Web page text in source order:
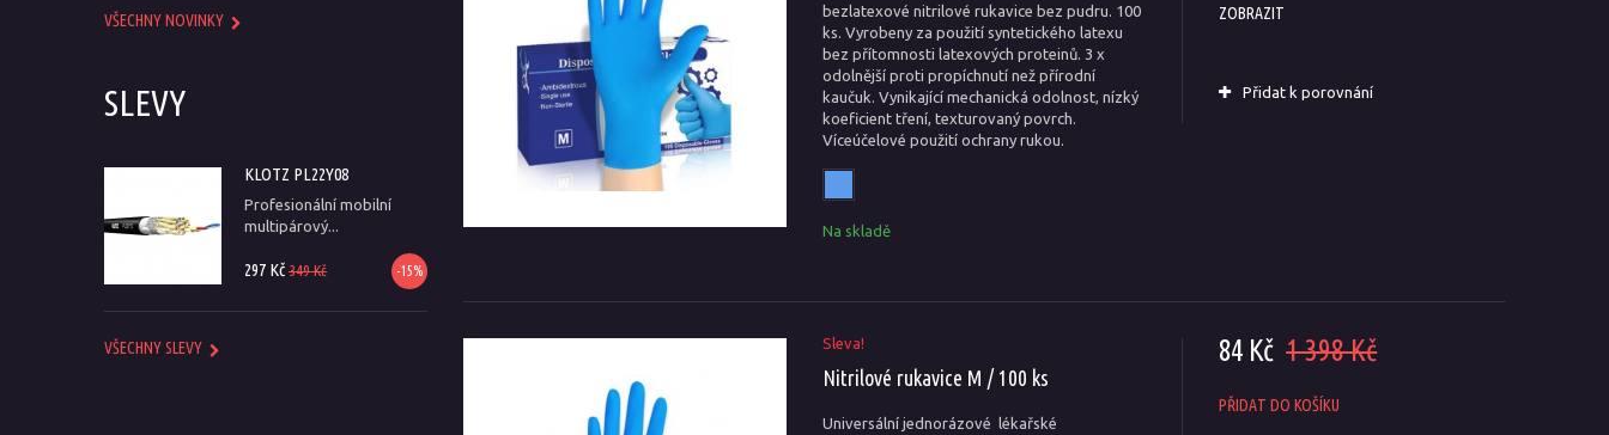
VŠECHNY NOVINKY
SLEVY
KLOTZ PL22Y08
Profesionální mobilní
multipárový...
297 Kč -15%
349 Kč
VŠECHNY SLEVY
bezlatexové nitrilové rukavice bez pudru. 100
ks. Vyrobeny za použití syntetického latexu
bez přítomnosti latexových proteinů. 3 x
odolnější proti propíchnutí než přírodní
kaučuk. Vynikající mechanická odolnost, nízký
koeficient tření, texturovaný povrch.
Víceúčelové použití ochrany rukou.
Na skladě
ZOBRAZIT
Přidat k porovnání
Sleva!
Nitrilové rukavice M / 100 ks
Universální jednorázové lékařské
84 Kč 1 398 Kč
PŘIDAT DO KOŠÍKU